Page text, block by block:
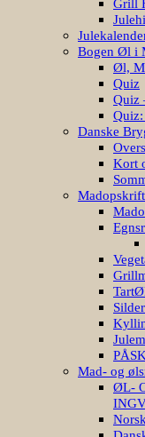
Grill
Bogen Øl i
Øl,
Quiz
Quiz
Danske
Kort
Mad- og
ØL-